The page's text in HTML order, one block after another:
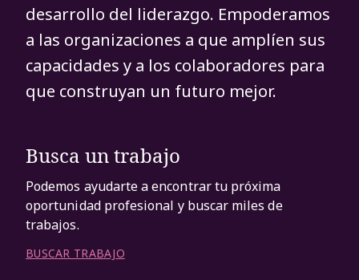
desarrollo del liderazgo. Empoderamos
a las organizaciones a que amplíen sus
capacidades y a los colaboradores para
que construyan un futuro mejor.
Busca un trabajo
Podemos ayudarte a encontrar tu próxima
oportunidad profesional y buscar miles de
trabajos.
BUSCAR TRABAJO